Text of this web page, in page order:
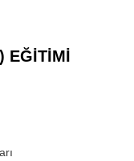
EĞITIMI